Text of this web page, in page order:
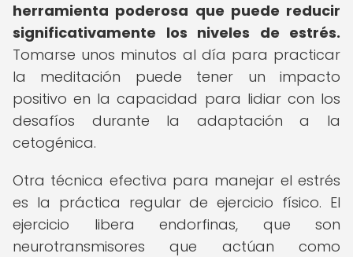
herramienta poderosa que puede reducir
significativamente los niveles de estrés.
Tomarse unos minutos al día para practicar
la meditación puede tener un impacto
positivo en la capacidad para lidiar con los
desafíos durante la adaptación a la
cetogénica.
Otra técnica efectiva para manejar el estrés
es la práctica regular de ejercicio físico. El
ejercicio libera endorfinas, que son
neurotransmisores que actúan como